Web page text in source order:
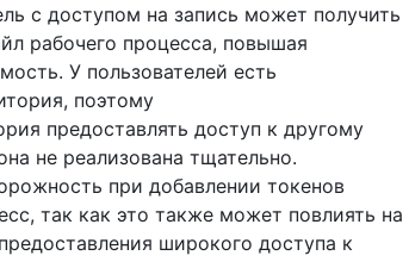
с доступом на запись может получить
рабочего процесса, повышая
У пользователей есть
поэтому
предоставлять доступ к другому
не реализована тщательно.
при добавлении токенов
так как это также может повлиять на
широкого доступа к